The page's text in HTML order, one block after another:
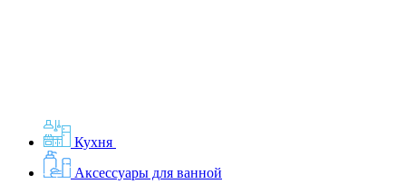
Кухня
Аксессуары для ванной